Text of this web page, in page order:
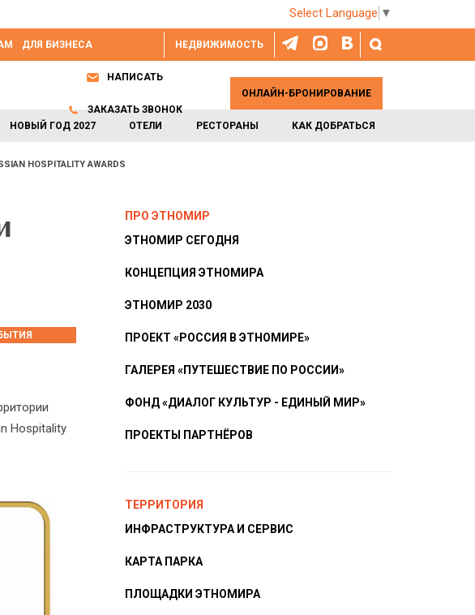
Select Language ▼
НЕДВИЖИМОСТЬ
ДЛЯ БИЗНЕСА
НОВЫЙ ГОД 2027 ОТЕЛИ РЕСТОРАНЫ КАК ДОБРАТЬСЯ
НАПИСАТЬ
ЗАКАЗАТЬ ЗВОНОК
ОНЛАЙН-БРОНИРОВАНИЕ
HOSPITALITY AWARDS
Hospitality
ПРО ЭТНОМИР
ЭТНОМИР СЕГОДНЯ
КОНЦЕПЦИЯ ЭТНОМИРА
ЭТНОМИР 2030
ПРОЕКТ «РОССИЯ В ЭТНОМИРЕ»
ГАЛЕРЕЯ «ПУТЕШЕСТВИЕ ПО РОССИИ»
ФОНД «ДИАЛОГ КУЛЬТУР - ЕДИНЫЙ МИР»
ПРОЕКТЫ ПАРТНЁРОВ
ТЕРРИТОРИЯ
ИНФРАСТРУКТУРА И СЕРВИС
КАРТА ПАРКА
ПЛОЩАДКИ ЭТНОМИРА